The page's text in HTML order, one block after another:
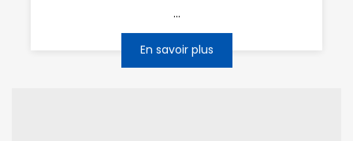
...
En savoir plus